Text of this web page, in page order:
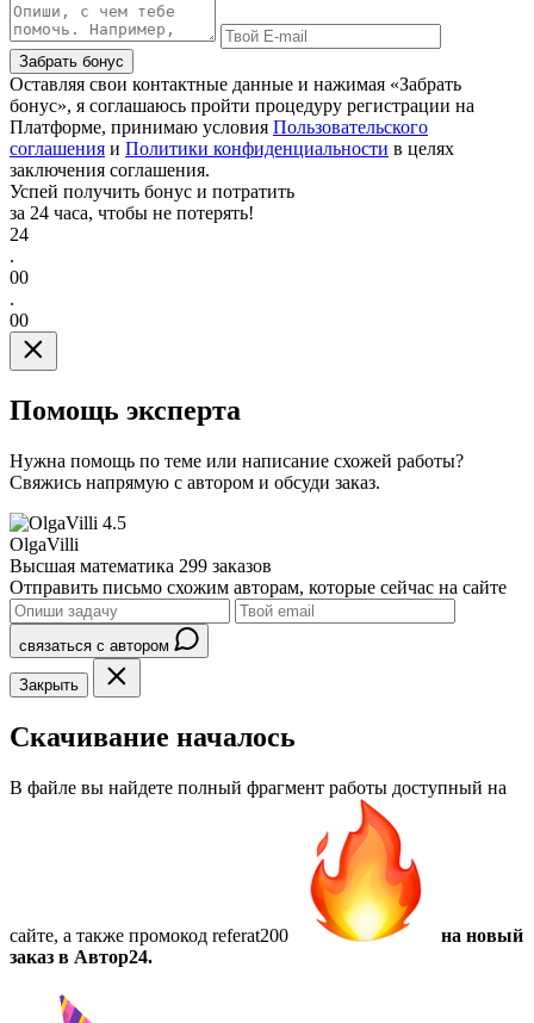
Забрать бонус
Оставляя свои контактные данные и нажимая «Забрать
бонус», я соглашаюсь пройти процедуру регистрации на
Платформе, принимаю условия Пользовательского
соглашения и Политики конфиденциальности в целях
заключения соглашения.
Успей получить бонус и потратить
за 24 часа, чтобы не потерять!
24
.
00
.
00
Помощь эксперта
Нужна помощь по теме или написание схожей работы?
Свяжись напрямую с автором и обсуди заказ.
4.5
OlgaVilli
Высшая математика 299 заказов
Отправить письмо схожим авторам, которые сейчас на сайте
связаться с автором
Закрыть
Скачивание началось
В файле вы найдете полный фрагмент работы доступный на
сайте, а также промокод referat200
на новый
заказ в Автор24.